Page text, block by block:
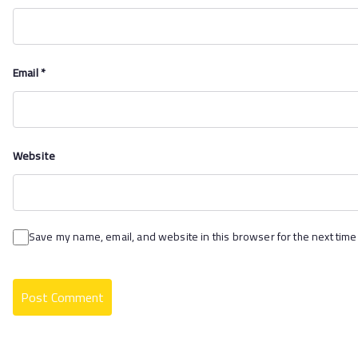
Email*
Website
Save my name, email, and website in this browser for the next